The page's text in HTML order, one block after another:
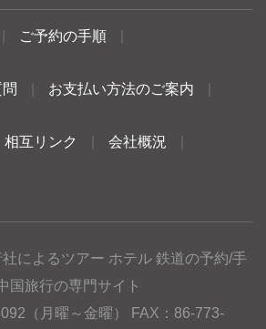
ご予約の手順
お支払い方法のご案内
相互リンク 会社概況
によるツアー ホテル 鉄道の予約/手
国旅行の専門サイト
（月曜～金曜） FAX：86-773-